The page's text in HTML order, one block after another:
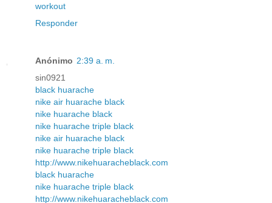
workout
Responder
Anónimo 2:39 a. m.
sin0921
black huarache
nike air huarache black
nike huarache black
nike huarache triple black
nike air huarache black
nike huarache triple black
http://www.nikehuaracheblack.com
black huarache
nike huarache triple black
http://www.nikehuaracheblack.com